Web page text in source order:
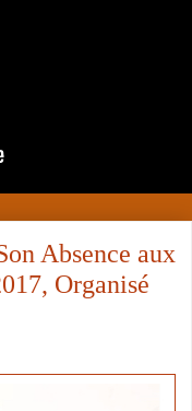
Absence aux
Organisé